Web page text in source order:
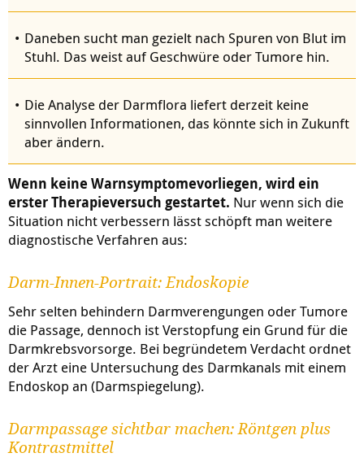
Daneben sucht man gezielt nach Spuren von Blut im
Stuhl. Das weist auf Geschwüre oder Tumore hin.
Die Analyse der Darmflora liefert derzeit keine
sinnvollen Informationen, das könnte sich in Zukunft
aber ändern.
Wenn keine Warnsymptomevorliegen, wird ein
erster Therapieversuch gestartet. Nur wenn sich die
Situation nicht verbessern lässt schöpft man weitere
diagnostische Verfahren aus:
Darm-Innen-Portrait: Endoskopie
Sehr selten behindern Darmverengungen oder Tumore
die Passage, dennoch ist Verstopfung ein Grund für die
Darmkrebsvorsorge. Bei begründetem Verdacht ordnet
der Arzt eine Untersuchung des Darmkanals mit einem
Endoskop an (Darmspiegelung).
Darmpassage sichtbar machen: Röntgen plus
Kontrastmittel